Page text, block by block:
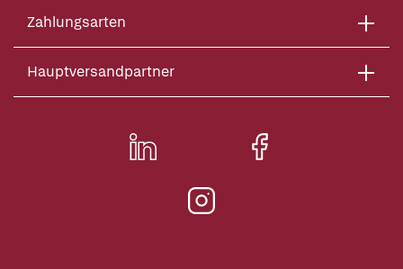
Zahlungsarten
Hauptversandpartner